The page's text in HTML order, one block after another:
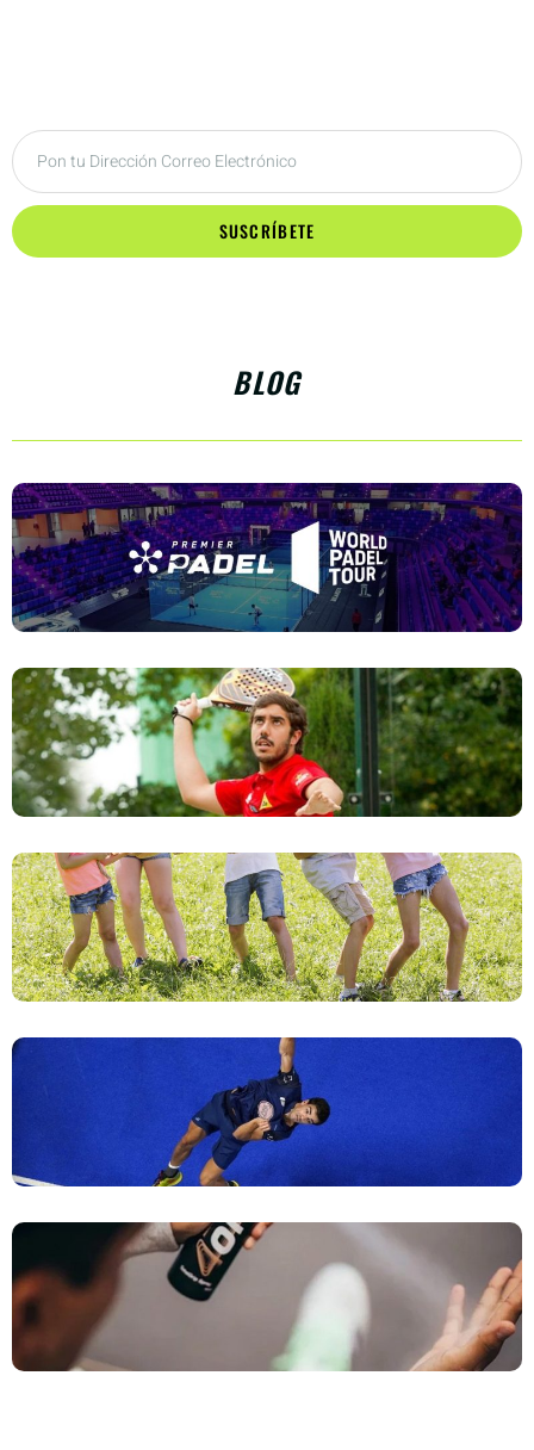
SUSCRÍBETE
BLOG
QUE PASA EN WORLD PADEL TOUR
LA BANDEJA EN EL PÁDEL: DOMINA ESTE
GOLPE ESTRATÉGICO PARA TU ÉXITO EN LA
PISTA
ESCUELA DE VERANO ISLA DEL FRAILE
DOMINANDO EL ARTE DEL SMASH EN PÁDEL:
CLAVES PARA UN GOLPE GANADOR
OVERGRIPS RESISTENTES AL SUDOR Y
SPRAYS ANTI SUDOR: LLEVA TU JUEGO DE
PÁDEL AL SIGUIENTE NIVEL
CONSEJOS PARA MANTENER TU PALA DE